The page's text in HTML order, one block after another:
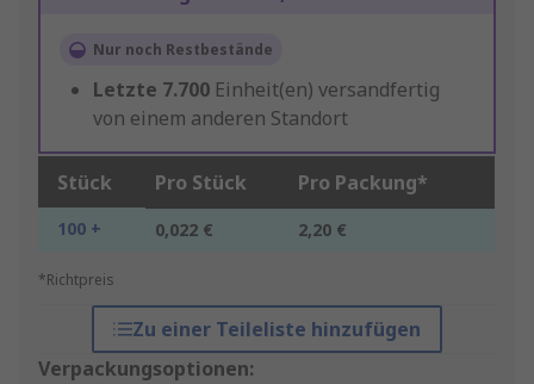
Nur noch Restbestände
Letzte 7.700 Einheit(en) versandfertig
von einem anderen Standort
Stück Pro Stück Pro Packung*
100 + 0,022 € 2,20 €
*Richtpreis
Zu einer Teileliste hinzufügen
Verpackungsoptionen: